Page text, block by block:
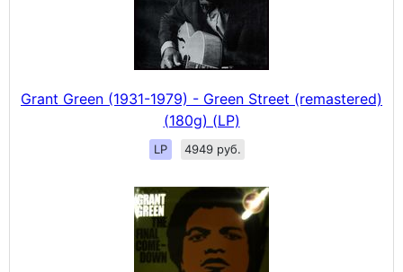
Grant Green (1931-1979) - Green Street (remastered)
(180g) (LP)
LP 4949 руб.